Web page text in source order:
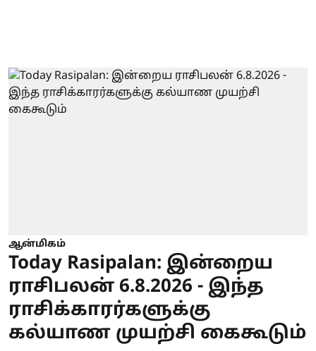
ஆன்மிகம்
Today Rasipalan: இன்றைய
ராசிபலன் 6.8.2026 - இந்த
ராசிக்காரர்களுக்கு
கல்யாண முயற்சி கைகூடும்